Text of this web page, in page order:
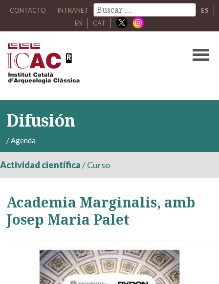
CONTACTO INTRANET
ES
EN
CAT
Difusión
/Agenda
Actividad científica/Curso
Academia Marginalis, amb
Josep Maria Palet